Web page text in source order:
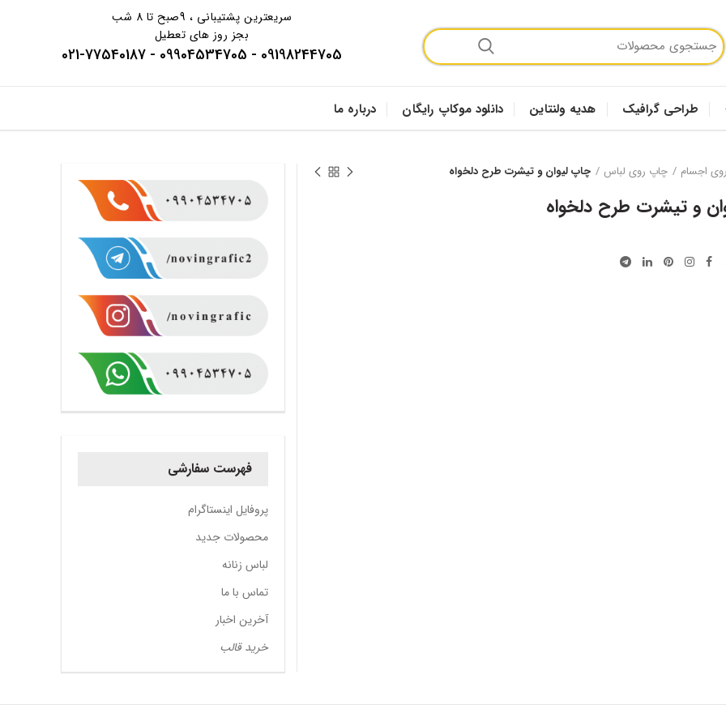
سریعترین پشتیبانی ، 9صبح تا 8 شب
بجز روز های تعطیل
09198244705 - 09904534705 - 021-77540187
طراحی گرافیک هدیه ولنتاین دانلود موکاپ رایگان درباره ما
اجسام چاپ روی لباس چاپ لیوان و تیشرت طرح دلخواه
و تیشرت طرح دلخواه
فهرست سفارشی
پروفایل اینستاگرام
محصولات جدید
لباس زنانه
تماس با ما
آخرین اخبار
خرید قالب